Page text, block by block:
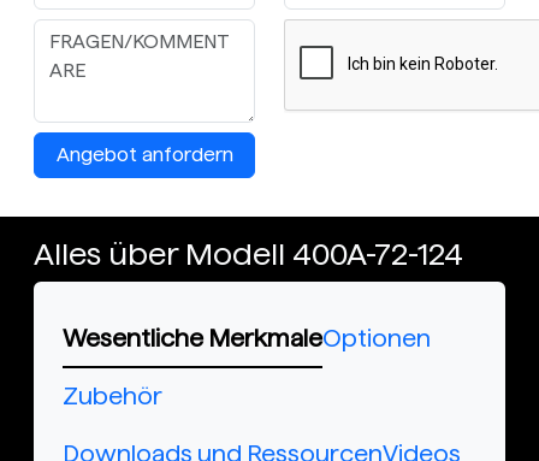
Angebot anfordern
Alles über Modell 400A-72-124
Wesentliche MerkmaleOptionen
Zubehör
Downloads und RessourcenVideos